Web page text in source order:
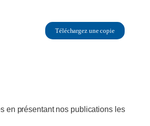
Téléchargez une copie
en présentant nos publications les